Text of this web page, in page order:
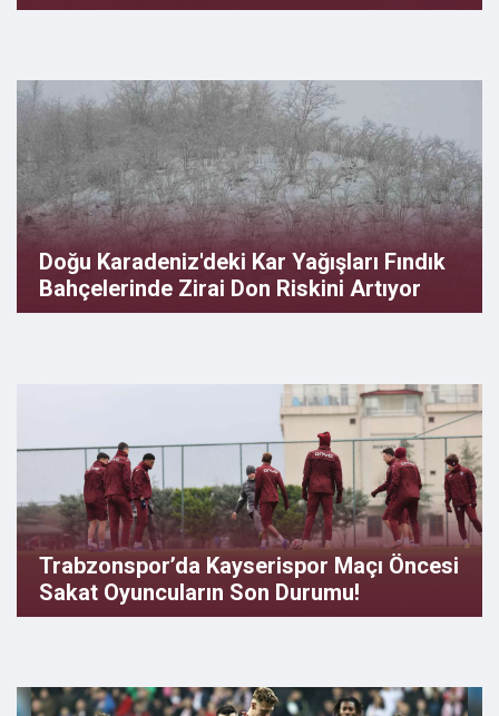
Doğu Karadeniz'deki Kar Yağışları Fındık
Bahçelerinde Zirai Don Riskini Artıyor
Trabzonspor’da Kayserispor Maçı Öncesi
Sakat Oyuncuların Son Durumu!